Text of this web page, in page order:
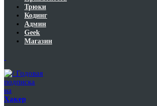
Трюки
Кодинг
Админ
Geek
Магазин
Годовая
подписка
на
Хакер